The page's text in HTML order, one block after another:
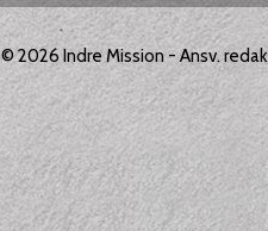
© 2026Indre Mission- Ansv.